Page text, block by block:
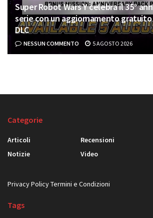
Super Robot Wars Y celebra il 35°
serie con un aggiornamento
DLC
NESSUN COMMENTO 5 AGOSTO 2026
Categorie
Articoli
Notizie
Recensioni
Video
Privacy PolicyTermini e Condizioni
Tags